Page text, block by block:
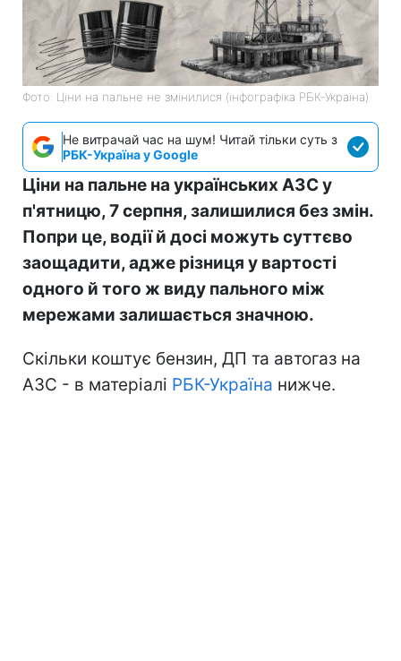
Фото: Ціни на пальне не змінилися (інфографіка РБК-Україна)
Не витрачай час на шум! Читай тільки суть з
РБК-Україна у Google
Ціни на пальне на українських АЗС у
п'ятницю, 7 серпня, залишилися без змін.
Попри це, водії й досі можуть суттєво
заощадити, адже різниця у вартості
одного й того ж виду пального між
мережами залишається значною.
Скільки коштує бензин, ДП та автогаз на
АЗС - в матеріалі РБК-Україна нижче.